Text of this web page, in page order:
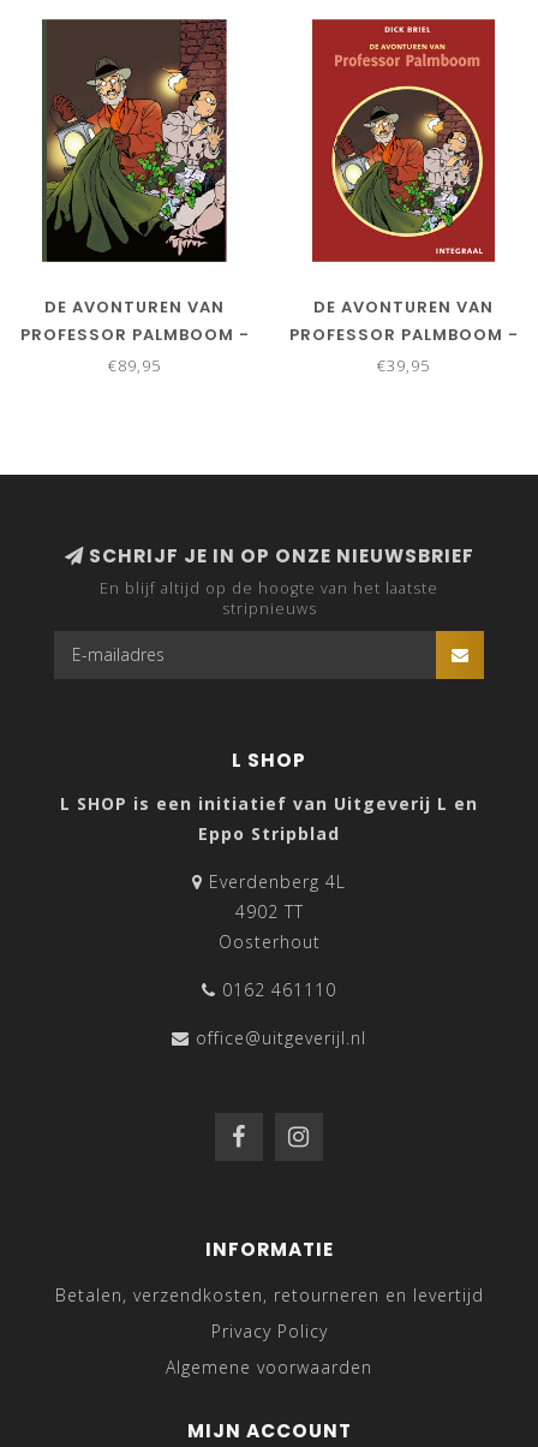
DE AVONTUREN VAN
PROFESSOR PALMBOOM -
INTEGRAAL LUXE
€89,95
DE AVONTUREN VAN
PROFESSOR PALMBOOM -
INTEGRAAL
€39,95
SCHRIJF JE IN OP ONZE NIEUWSBRIEF
En blijf altijd op de hoogte van het laatste
stripnieuws
L SHOP
L SHOP is een initiatief van Uitgeverij L en
Eppo Stripblad
Everdenberg 4L
4902 TT
Oosterhout
0162 461110
office@uitgeverijl.nl
INFORMATIE
Betalen, verzendkosten, retourneren en levertijd
Privacy Policy
Algemene voorwaarden
MIJN ACCOUNT